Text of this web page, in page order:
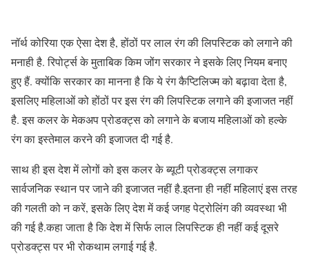
नॉर्थ कोरिया एक ऐसा देश है, होंठों पर लाल रंग की लिपस्टिक को लगाने की
मनाही है. रिपोर्ट्स के मुताबिक किम जोंग सरकार ने इसके लिए नियम बनाए
हुए हैं. क्योंकि सरकार का मानना है कि ये रंग कैप्टिलिज्म को बढ़ावा देता है,
इसलिए महिलाओं को होंठों पर इस रंग की लिपस्टिक लगाने की इजाजत नहीं
है. इस कलर के मेकअप प्रोडक्ट्स को लगाने के बजाय महिलाओं को हल्के
रंग का इस्तेमाल करने की इजाजत दी गई है.
साथ ही इस देश में लोगों को इस कलर के ब्यूटी प्रोडक्ट्स लगाकर
सार्वजनिक स्थान पर जाने की इजाजत नहीं है.इतना ही नहीं महिलाएं इस तरह
की गलती को न करें, इसके लिए देश में कई जगह पेट्रोलिंग की व्यवस्था भी
की गई है.कहा जाता है कि देश में सिर्फ लाल लिपस्टिक ही नहीं कई दूसरे
प्रोडक्ट्स पर भी रोकथाम लगाई गई है.